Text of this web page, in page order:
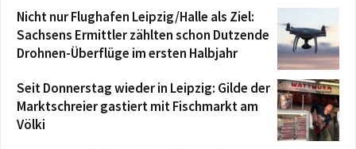
Nicht nur Flughafen Leipzig/Halle als Ziel:
Sachsens Ermittler zählten schon Dutzende
Drohnen-Überflüge im ersten Halbjahr
Seit Donnerstag wieder in Leipzig: Gilde der
Marktschreier gastiert mit Fischmarkt am
Völki